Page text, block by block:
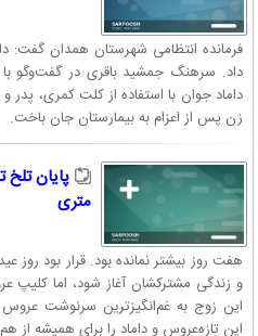
فرمانده انتظامی شهرستان همدان گفت:
داد. سرهنگ جمشید باقری در گفت‌وگو با
داماد جوان با استفاده از کلت کمری، پدر
زن پس از اعزام به بیمارستان جان
متری
هفت روز بیشتر نمانده بود. قرار بود روز
و زندگی مشترکشان آغاز شود، اما کلیپ
این زوج به غم‌انگیز‌ترین سرنوشت
این تازه‌عروس و داماد را برای همیشه از